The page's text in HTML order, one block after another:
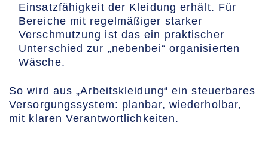
Einsatzfähigkeit der Kleidung erhält. Für
Bereiche mit regelmäßiger starker
Verschmutzung ist das ein praktischer
Unterschied zur „nebenbei“ organisierten
Wäsche.
So wird aus „Arbeitskleidung“ ein steuerbares
Versorgungssystem: planbar, wiederholbar,
mit klaren Verantwortlichkeiten.